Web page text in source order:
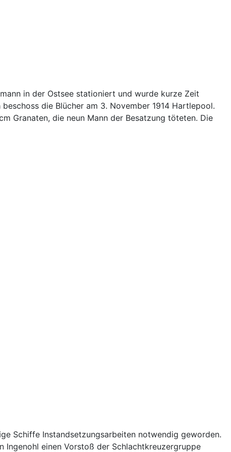
in der Ostsee stationiert und wurde kurze Zeit
die Blücher am 3. November 1914 Hartlepool.
Granaten, die neun Mann der Besatzung töteten. Die
Schiffe Instandsetzungsarbeiten notwendig geworden.
einen Vorstoß der Schlachtkreuzergruppe